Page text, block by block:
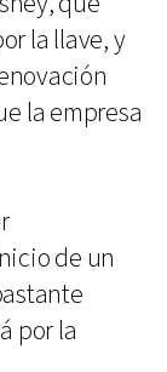
la llave, y
la empresa
de un
por la